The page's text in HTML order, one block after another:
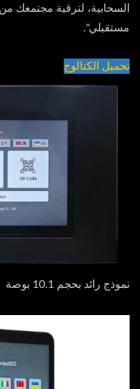
السحابية، لترقية مجتمعك
مستقبلي".
تحميل الكتالوج
نموذج رائد بحجم 10.1 بوصة